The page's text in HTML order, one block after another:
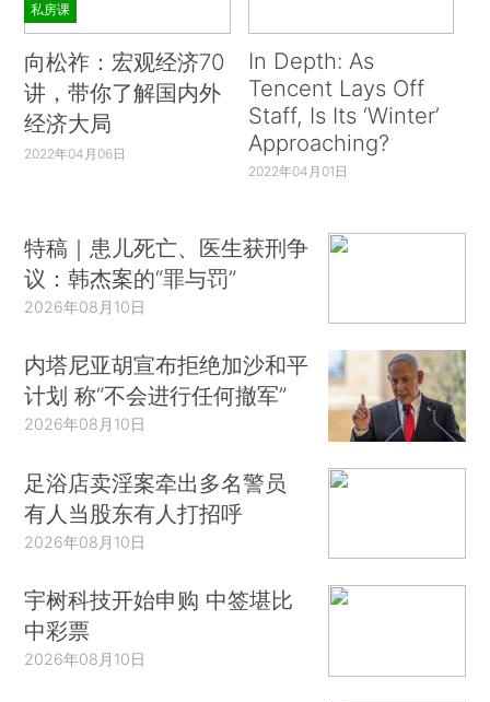
私房课
向松祚：宏观经济70
讲，带你了解国内外
经济大局
2022年04月06日
In Depth: As
Tencent Lays Off
Staff, Is Its ‘Winter’
Approaching?
2022年04月01日
特稿｜患儿死亡、医生获刑争
议：韩杰案的“罪与罚”
2026年08月10日
内塔尼亚胡宣布拒绝加沙和平
计划 称“不会进行任何撤军”
2026年08月10日
足浴店卖淫案牵出多名警员
有人当股东有人打招呼
2026年08月10日
宇树科技开始申购 中签堪比
中彩票
2026年08月10日